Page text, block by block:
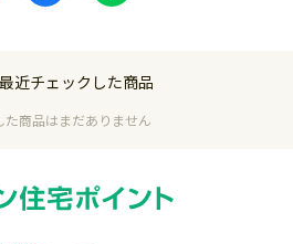
近チェックした商品
た商品はまだありません